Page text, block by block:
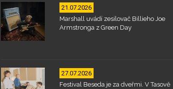
21.07.2026
Marshall uvádí zesilovač Billieho Joe
Armstronga z Green Day
27.07.2026
Festival Beseda je za dveřmi. V Tasově